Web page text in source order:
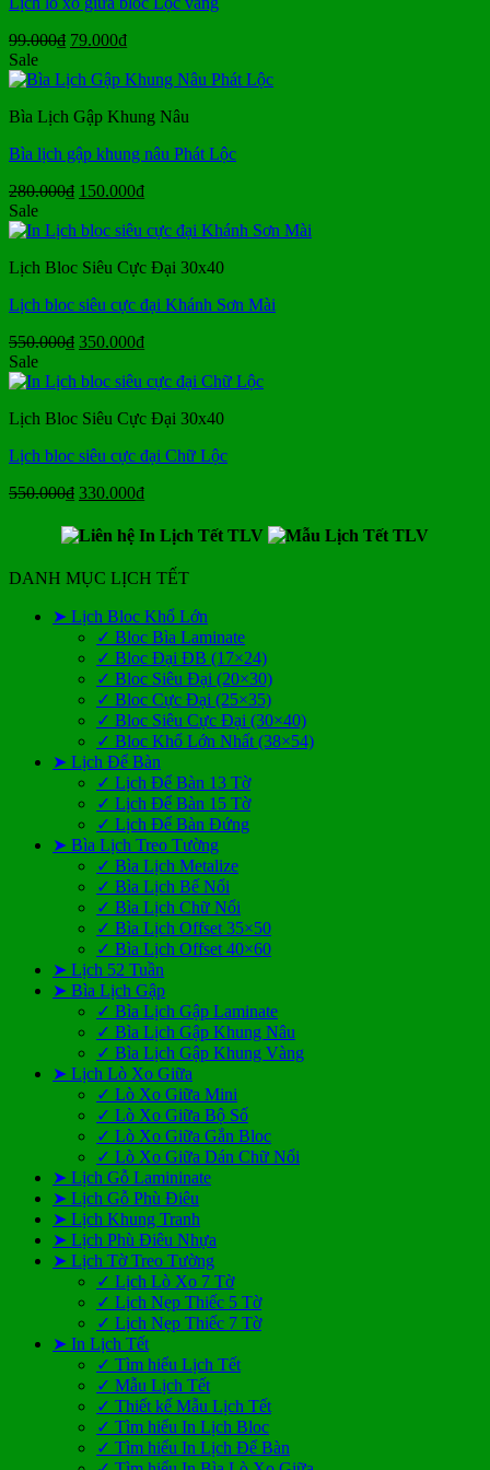
99.000₫ Giá
là:
79.000₫Giá
tại
79.000₫.
Sale
Bìa Lịch Gập Khung Nâu
Bìa lịch gập khung nâu Phát Lộc
280.000₫ Giá
là:
150.000₫Giá
tại
150.000₫.
Sale
Lịch Bloc Siêu Cực Đại 30x40
Lịch bloc siêu cực đại Khánh Sơn Mài
550.000₫ Giá
là:
350.000₫Giá
tại
350.000₫.
Sale
Lịch Bloc Siêu Cực Đại 30x40
Lịch bloc siêu cực đại Chữ Lộc
550.000₫ Giá
là:
550.000₫.
330.000₫Giá
tại
330.000₫.
DANH MỤC LỊCH TẾT
➤ Lịch Bloc Khổ Lớn
✓ Bloc Bìa Laminate
✓ Bloc Đại ĐB (17×24)
✓ Bloc Siêu Đại (20×30)
✓ Bloc Cực Đại (25×35)
✓ Bloc Siêu Cực Đại (30×40)
✓ Bloc Khổ Lớn Nhất (38×54)
➤ Lịch Để Bàn
✓ Lịch Để Bàn 13 Tờ
✓ Lịch Để Bàn 15 Tờ
✓ Lịch Để Bàn Đứng
➤ Bìa Lịch Treo Tường
✓ Bìa Lịch Metalize
✓ Bìa Lịch Bế Nổi
✓ Bìa Lịch Chữ Nổi
✓ Bìa Lịch Offset 35×50
✓ Bìa Lịch Offset 40×60
➤ Lịch 52 Tuần
➤ Bìa Lịch Gập
✓ Bìa Lịch Gập Laminate
✓ Bìa Lịch Gập Khung Nâu
✓ Bìa Lịch Gập Khung Vàng
➤ Lịch Lò Xo Giữa
✓ Lò Xo Giữa Mini
✓ Lò Xo Giữa Bộ Số
✓ Lò Xo Giữa Gắn Bloc
✓ Lò Xo Giữa Dán Chữ Nổi
➤ Lịch Gỗ Lamininate
➤ Lịch Gỗ Phù Điêu
➤ Lịch Khung Tranh
➤ Lịch Phù Điêu Nhựa
➤ Lịch Tờ Treo Tường
✓ Lịch Lò Xo 7 Tờ
✓ Lịch Nẹp Thiếc 5 Tờ
✓ Lịch Nẹp Thiếc 7 Tờ
➤ In Lịch Tết
✓ Tìm hiểu Lịch Tết
✓ Mẫu Lịch Tết
✓ Thiết kế Mẫu Lịch Tết
✓ Tìm hiểu In Lịch Bloc
✓ Tìm hiểu In Lịch Để Bàn